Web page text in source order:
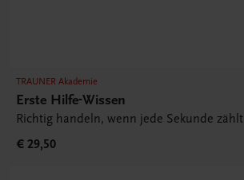
TRAUNER Akademie
Erste Hilfe-Wissen
Richtig handeln, wenn jede Sekunde zählt
€ 29,50